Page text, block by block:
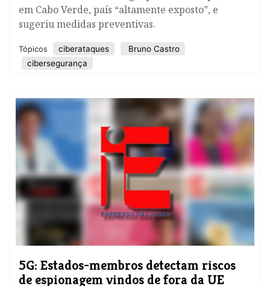
em Cabo Verde, país “altamente exposto”, e
sugeriu medidas preventivas.
Tópicos ciberataques
Bruno Castro
cibersegurança
5G: Estados-membros detectam riscos
de espionagem vindos de fora da UE